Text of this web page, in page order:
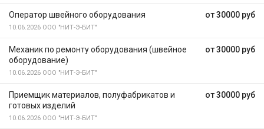
от 30000 руб
Оператор швейного оборудования
10.06.2026 ООО "НИТ-Э-БИТ"
от 30000 руб
Механик по ремонту оборудования (швейное
оборудование)
10.06.2026 ООО "НИТ-Э-БИТ"
от 30000 руб
Приемщик материалов, полуфабрикатов и
готовых изделий
10.06.2026 ООО "НИТ-Э-БИТ"